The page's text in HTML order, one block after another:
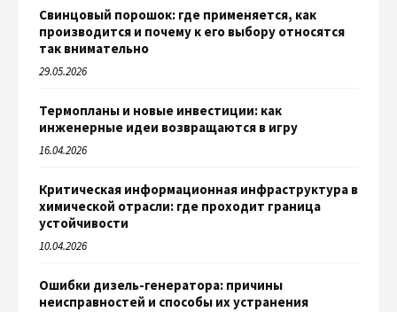
Свинцовый порошок: где применяется, как
производится и почему к его выбору относятся
так внимательно
29.05.2026
Термопланы и новые инвестиции: как
инженерные идеи возвращаются в игру
16.04.2026
Критическая информационная инфраструктура в
химической отрасли: где проходит граница
устойчивости
10.04.2026
Ошибки дизель-генератора: причины
неисправностей и способы их устранения